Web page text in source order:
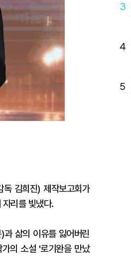
김희진) 제작보고회가
리를 빛냈다.
삶의 이유를 잃어버린
의 소설 '로기완을 만났
3
4
5